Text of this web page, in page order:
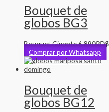
Bouquet de
globos BG3
Bouquet Gigante6,890RD$
Comprar por Whatsapp
Bouquet de
globos BG12